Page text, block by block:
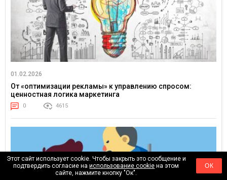
01.02.2026
От «оптимизации рекламы» к управлению спросом:
ценностная логика маркетинга
0 4615
Этот сайт использует cookie. Чтобы закрыть это сообщение и
подтвердить согласие наиспользование cookie на этом
сайте, нажмите кнопку "Ок".
ОК